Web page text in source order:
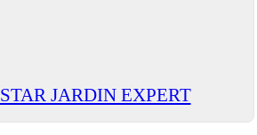
STAR JARDIN EXPERT